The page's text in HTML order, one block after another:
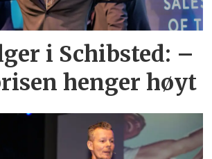
i Schibsted: –
henger høyt